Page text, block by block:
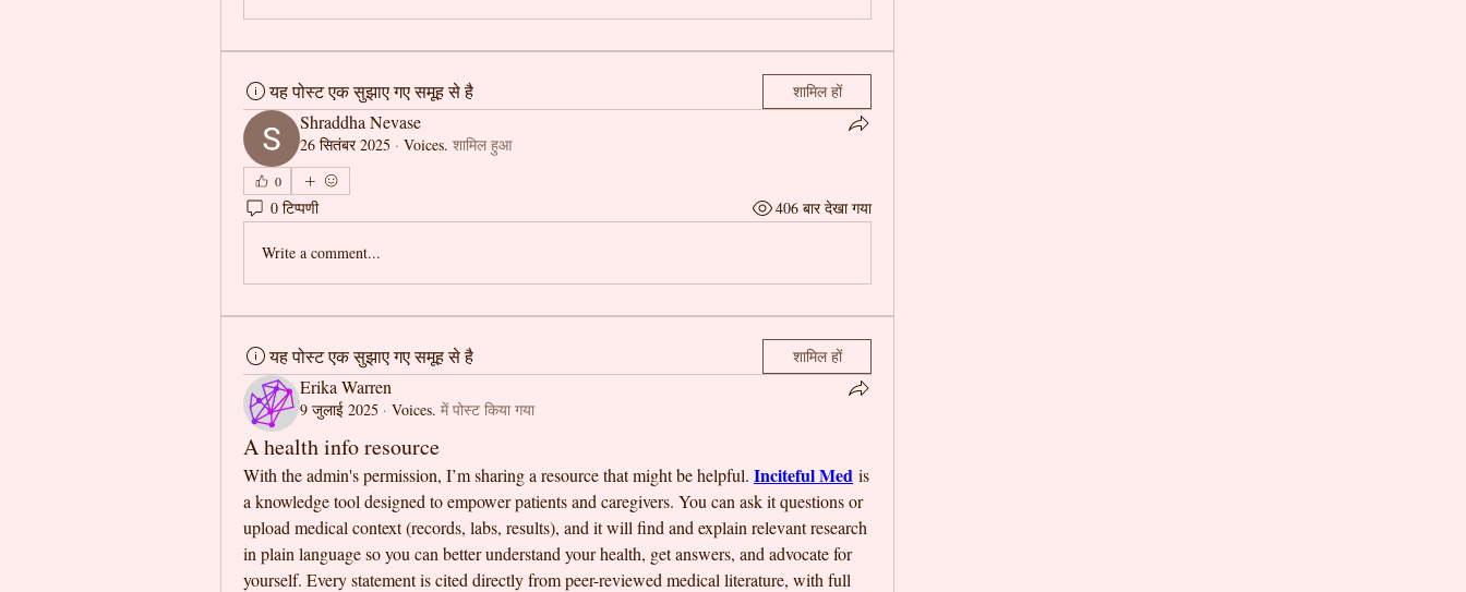
यह पोस्ट एक सुझाए गए समूह से है शामिल हों
Shraddha Nevase
26 सितंबर 2025 · Voices. शामिल हुआ
0
0 टिप्पणी 406 बार देखा गया
Write a comment...
यह पोस्ट एक सुझाए गए समूह से है शामिल हों
Erika Warren
9 जुलाई 2025 · Voices. में पोस्ट किया गया
A health info resource
With the admin's permission, I’m sharing a resource that might be helpful. Inciteful Med is
a knowledge tool designed to empower patients and caregivers. You can ask it questions or
upload medical context (records, labs, results), and it will find and explain relevant research
in plain language so you can better understand your health, get answers, and advocate for
yourself. Every statement is cited directly from peer-reviewed medical literature, with full